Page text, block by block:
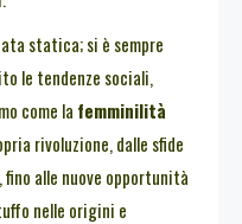
statica; si è sempre
le tendenze sociali,
come la femminilità
rivoluzione, dalle sfide
alle nuove opportunità
nelle origini e